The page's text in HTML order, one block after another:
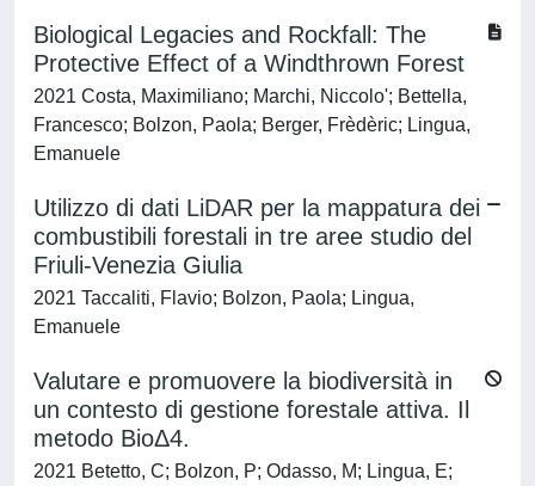
Biological Legacies and Rockfall: The
Protective Effect of a Windthrown Forest
2021 Costa, Maximiliano; Marchi, Niccolo'; Bettella,
Francesco; Bolzon, Paola; Berger, Frèdèric; Lingua,
Emanuele
Utilizzo di dati LiDAR per la mappatura dei
combustibili forestali in tre aree studio del
Friuli-Venezia Giulia
2021 Taccaliti, Flavio; Bolzon, Paola; Lingua,
Emanuele
Valutare e promuovere la biodiversità in
un contesto di gestione forestale attiva. Il
metodo BioΔ4.
2021 Betetto, C; Bolzon, P; Odasso, M; Lingua, E;